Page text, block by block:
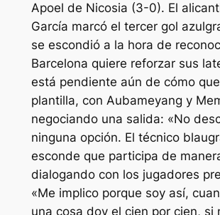
Apoel de Nicosia (3-0). El
García marcó el tercer gol
se escondió a la hora de
Barcelona quiere reforzar sus
está pendiente aún de cómo
plantilla, con Aubameyang y
negociando una salida: «No
ninguna opción. El técnico
esconde que participa de
dialogando con los jugadores
«Me implico porque soy así,
una cosa doy el cien por cien, si